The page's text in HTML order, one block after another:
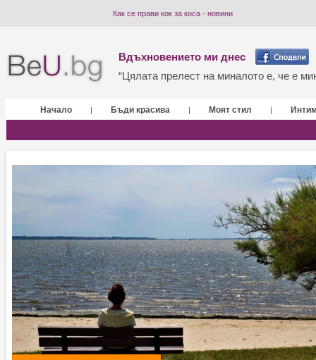
Как се прави кок за коса - новини
Вдъхновението ми днес
“Цялата прелест на миналото е, че е
Начало | Бъди красива | Моят стил |